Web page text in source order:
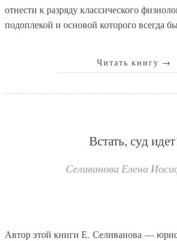
отнести к разряду классического
подоплекой и основой которого всегда
Читать книгу →
Встать, суд
Селиванова Елена
Автор этой книги Е. Селиванова —